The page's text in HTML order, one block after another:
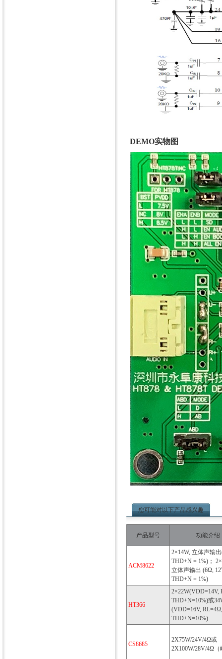
DEMO实物图
您可能对以下产品感兴趣
产品型号 功能介绍
ACM8622
2×14W, 立体声输
THD+N = 1%)；
立体声输出 (6Ω,
THD+N = 1%)
HT366
2×22W(VDD=14V,
THD+N=10%)或
(VDD=16V, RL=4Ω,
THD+N=10%)
CS8685
2X75W/24V/4Ω或
2X100W/28V/4Ω（